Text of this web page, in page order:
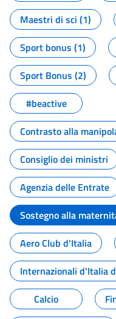
Maestri di sci (1)
Sport bonus (1)
Sport Bonus (2)
#beactive
Contrasto alla
Consiglio dei ministri
Agenzia delle Entrate
Sostegno alla
Aero Club d'Italia
Internazionali d'Italia
Calcio